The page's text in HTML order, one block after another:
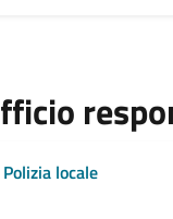
Polizia locale